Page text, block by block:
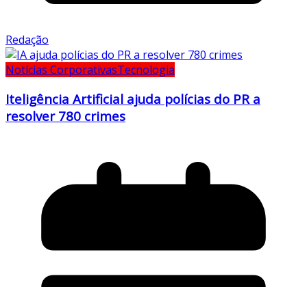
Redação
Notícias CorporativasTecnologia
Iteligência Artificial ajuda polícias do PR a
resolver 780 crimes